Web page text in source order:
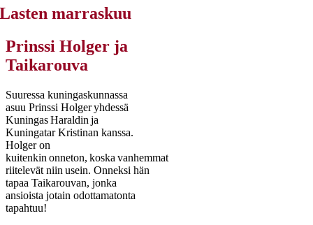
Lasten marraskuu
Prinssi Holger ja
Taikarouva
Suuressa kuningaskunnassa
asuu Prinssi Holger yhdessä
Kuningas Haraldin ja
Kuningatar Kristinan kanssa.
Holger on
kuitenkin onneton, koska vanhemmat
riitelevät niin usein. Onneksi hän
tapaa Taikarouvan, jonka
ansioista jotain odottamatonta
tapahtuu!